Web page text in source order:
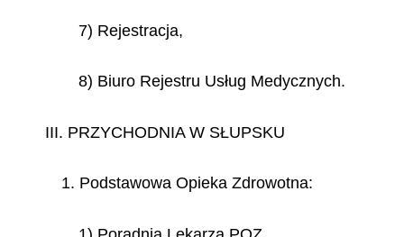
7) Rejestracja,
8) Biuro Rejestru Usług Medycznych.
III. PRZYCHODNIA W SŁUPSKU
1. Podstawowa Opieka Zdrowotna: